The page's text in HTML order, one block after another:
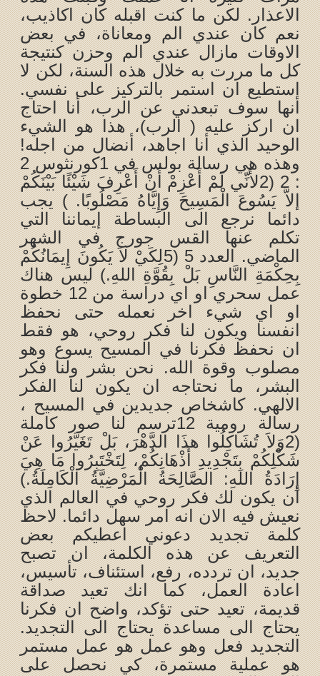
الاعذار. لكن ما كنت اقبله كان اكاذيب،
نعم كان عندي الم ومعاناة، في بعض
الاوقات مازال عندي الم وحزن كنتيجة
كل ما مررت به خلال هذه السنة، لكن لا
استطيع ان استمر بالتركيز على نفسي.
أنها سوف تبعدني عن الرب، أنا احتاج
ان اركز عليه ( الرب)، هذا هو الشيء
الوحيد الذي أنا اجاهد، أنضال من اجله!
وهذه هي رسالة بولس في 1كورنثوس 2
: 2 (2لأَنِّي لَمْ أَعْزِمْ أَنْ أَعْرِفَ شَيْئًا بَيْنَكُمْ
إلاَّ يَسُوعَ الْمَسِيحَ وَإِيَّاهُ مَصْلُوبًا. ) يجب
دائما نرجع الى البساطة إيماننا التي
تكلم عنها القس جورج في الشهر
الماضي. العدد 5 (5لِكَيْ لاَ يَكُونَ إِيمَانُكُمْ
بِحِكْمَةِ النَّاسِ بَلْ بِقُوَّةِ اللهِ.) ليس هناك
عمل سحري او اي دراسة من 12 خطوة
او اي شيء اخر نعمله حتى نحفظ
انفسنا ويكون لنا فكر روحي، هو فقط
ان نحفظ فكرنا في المسيح يسوع وهو
مصلوب وقوة الله. نحن بشر ولنا فكر
البشر، ما نحتاجه ان يكون لنا الفكر
الالهي. كاشخاص جديدين في المسيح ،
رسالة رومية 12ترسم لنا صور كاملة
(2وَلاَ تُشَاكِلُوا هذَا الدَّهْرَ، بَلْ تَغَيَّرُوا عَنْ
شَكْلِكُمْ بِتَجْدِيدِ أَذْهَانِكُمْ، لِتَخْتَبِرُوا مَا هِيَ
إِرَادَةُ اللهِ: الصَّالِحَةُ الْمَرْضِيَّةُ الْكَامِلَةُ.)
أن يكون لك فكر روحي في العالم الذي
نعيش فيه الان انه امر سهل دائما. لاحظ
كلمة تجديد دعوني اعطيكم بعض
التعريف عن هذه الكلمة، ان تصبح
جديد، ان تردده، رفع، استئناف، تأسيس،
اعادة العمل، كما انك تعيد صداقة
قديمة، تعيد حتى تؤكد، واضح ان فكرنا
يحتاج الى مساعدة يحتاج الى التجديد.
التجديد فعل وهو عمل هو عمل مستمر
هو عملية مستمرة، كي نحصل على